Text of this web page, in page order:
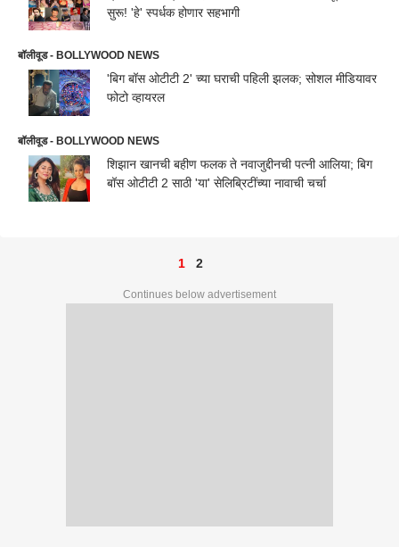
सुरू! 'हे' स्पर्धक होणार सहभागी
बॉलीवूड - BOLLYWOOD NEWS
'बिग बॉस ओटीटी 2' च्या घराची पहिली झलक; सोशल मीडियावर
फोटो व्हायरल
बॉलीवूड - BOLLYWOOD NEWS
शिझान खानची बहीण फलक ते नवाजुद्दीनची पत्नी आलिया; बिग
बॉस ओटीटी 2 साठी 'या' सेलिब्रिटींच्या नावाची चर्चा
1 2
Continues below advertisement